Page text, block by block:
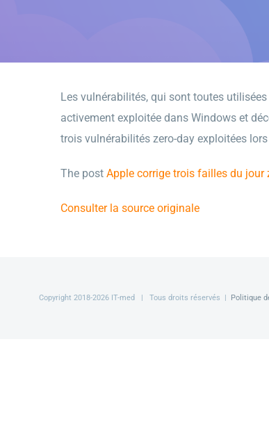
Les vulnérabilités, qui sont toutes
activement exploitée dans Windows et
trois vulnérabilités zero-day exploitées
The post Apple corrige trois failles du jour
Consulter la source originale
Copyright 2018-2026 IT-med | Tous droits réservés | Politique